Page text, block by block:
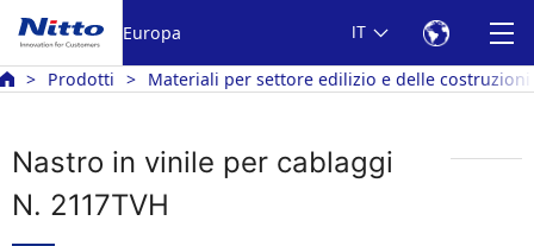
Europa IT
Prodotti Materiali per settore edilizio e delle costruzioni
Nastro in vinile per cablaggi
N. 2117TVH